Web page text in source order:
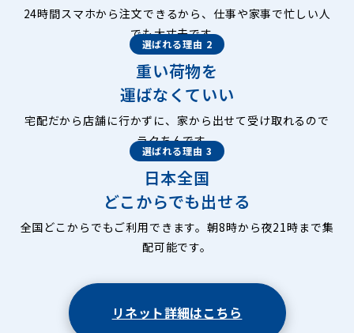
24時間スマホから注文できるから、仕事や家事で忙しい人
でも大丈夫です。
選ばれる理由 2
重い荷物を
運ばなくていい
宅配だから店舗に行かずに、家から出せて受け取れるので
ラクちんです。
選ばれる理由 3
日本全国
どこからでも出せる
全国どこからでもご利用できます。朝8時から夜21時まで集
配可能です。
リネット詳細はこちら